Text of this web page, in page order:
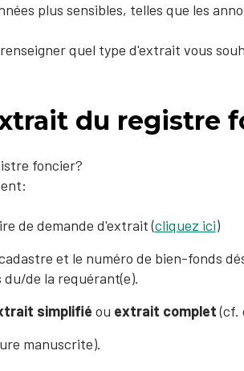
plus sensibles, telles que les
quel type d'extrait vous
du registre
foncier?
de demande d'extrait (cliquez ici)
et le numéro de bien-fonds
du/de la requérant(e).
simplifié ou extrait complet(cf.
manuscrite).